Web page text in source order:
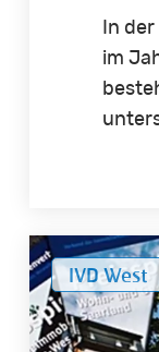
In
im
Stabile
bei
NRW-
IVD West